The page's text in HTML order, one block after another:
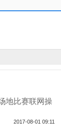
地比赛联网操
2017-08-01 09:11